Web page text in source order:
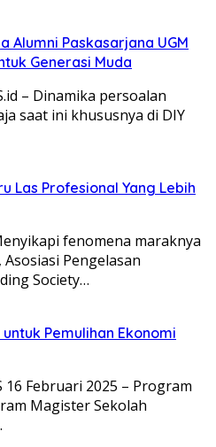
Alumni Paskasarjana UGM
Generasi Muda
– Dinamika persoalan
saat ini khususnya di DIY
Las Profesional Yang Lebih
fenomena maraknya
Pengelasan
Society…
Pemulihan Ekonomi
16 Februari 2025 – Program
Magister Sekolah